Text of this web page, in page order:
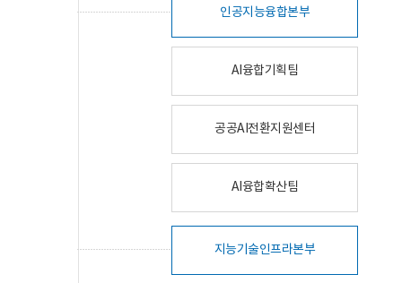
인공지능융합본부
AI융합기획팀
공공AI전환지원센터
AI융합확산팀
지능기술인프라본부